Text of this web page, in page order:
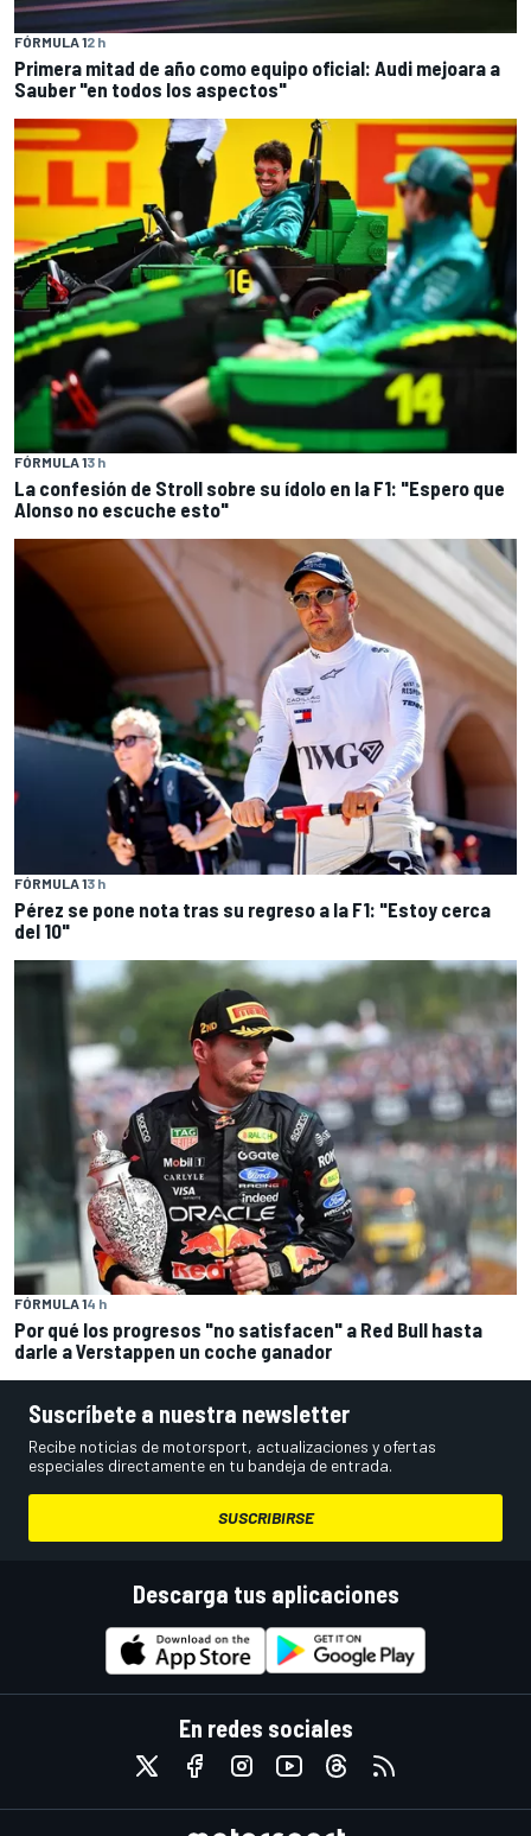
FÓRMULA 12 h
Primera mitad de año como equipo oficial: Audi mejoara a
Sauber "en todos los aspectos"
FÓRMULA 13 h
La confesión de Stroll sobre su ídolo en la F1: "Espero que
Alonso no escuche esto"
FÓRMULA 13 h
Pérez se pone nota tras su regreso a la F1: "Estoy cerca
del 10"
FÓRMULA 14 h
Por qué los progresos "no satisfacen" a Red Bull hasta
darle a Verstappen un coche ganador
Suscríbete a nuestra newsletter
Recibe noticias de motorsport, actualizaciones y ofertas
especiales directamente en tu bandeja de entrada.
SUSCRIBIRSE
Descarga tus aplicaciones
En redes sociales